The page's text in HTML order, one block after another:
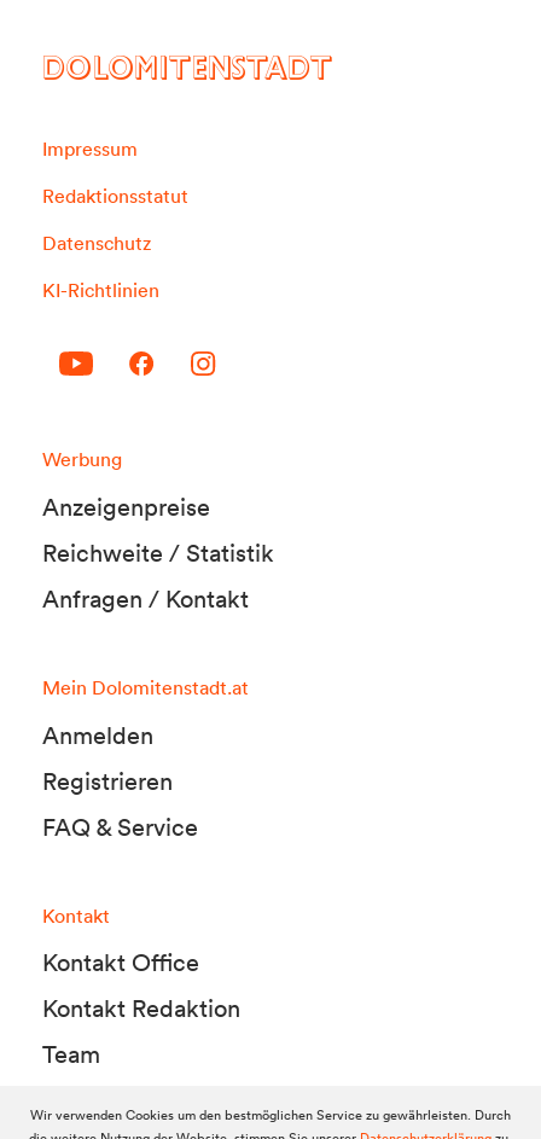
DOLOMITENSTADT
Impressum
Redaktionsstatut
Datenschutz
KI-Richtlinien
Werbung
Anzeigenpreise
Reichweite / Statistik
Anfragen / Kontakt
Mein Dolomitenstadt.at
Anmelden
Registrieren
FAQ & Service
Kontakt
Kontakt Office
Kontakt Redaktion
Team
Wir verwenden Cookies um den bestmöglichen Service zu gewährleisten. Durch